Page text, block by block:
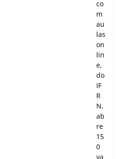
co
m
au
las
on
lin
e,
do
IF
R
N,
ab
re
15
0
va